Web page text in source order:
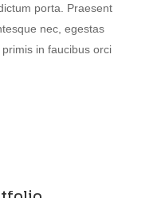
porta. Praesent
nec, egestas
in faucibus orci